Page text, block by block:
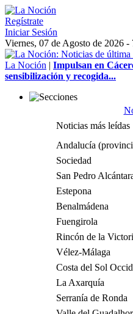
Regístrate
Iniciar Sesión
Viernes, 07 de Agosto de 2026 -
La Noción | Impulsan en
sensibilización y recogida...
Noticias más leídas
Andalucía
Sociedad
San Pedro
Estepona
Benalmádena
Fuengirola
Rincón de la
Vélez-Málaga
Costa del Sol
La Axarquía
Serranía de Ronda